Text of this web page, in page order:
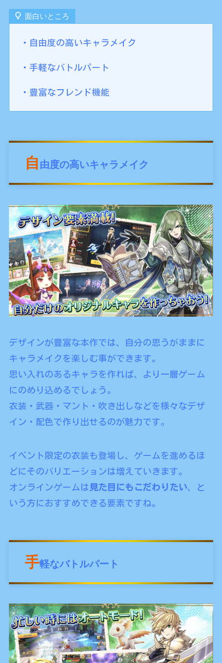
面白いところ
・自由度の高いキャラメイク
・手軽なバトルパート
・豊富なフレンド機能
自由度の高いキャラメイク
デザインが豊富な本作では、自分の思うがままに
キャラメイクを楽しむ事ができます。
思い入れのあるキャラを作れば、より一層ゲーム
にのめり込めるでしょう。
衣装・武器・マント・吹き出しなどを様々なデザ
イン・配色で作り出せるのが魅力です。
イベント限定の衣装も登場し、ゲームを進めるほ
どにそのバリエーションは増えていきます。
オンラインゲームは 見た目にもこだわりたい、と
いう方におすすめできる要素ですね。
手軽なバトルパート